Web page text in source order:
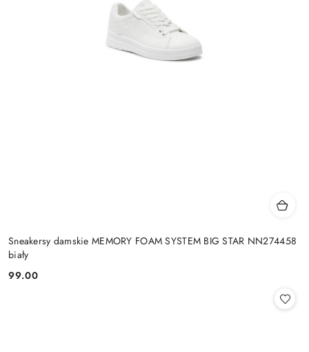
Sneakersy damskie MEMORY FOAM SYSTEM BIG STAR NN274458
biały
Cena:
99.00